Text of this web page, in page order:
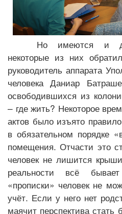
Но имеются и
некоторые из них
руководитель аппарата
человека Даниар
освободившихся из
– где жить? Некоторое
актов было изъято
в обязательном порядке
помещения. Отчасти это
человек не лишится
реальности всё
«прописки» человек не
учёт. Если у него нет
маячит перспектива стать